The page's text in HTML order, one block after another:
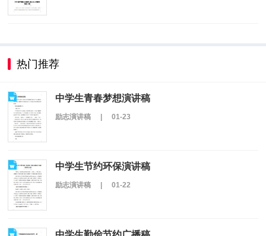
热门推荐
中学生青春梦想演讲稿
励志演讲稿 | 01-23
中学生节约环保演讲稿
励志演讲稿 | 01-22